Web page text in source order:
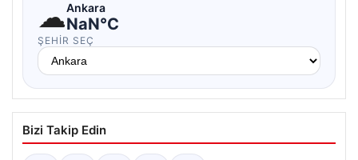
☁Ankara
NaN°C
ŞEHIR SEÇ
Bizi Takip Edin